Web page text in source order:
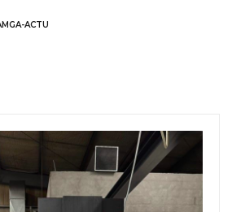
ACTU